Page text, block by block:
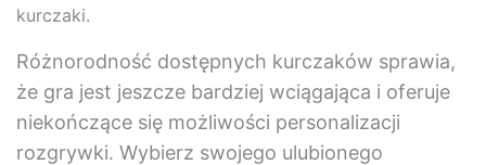
kurczaki.
Różnorodność dostępnych kurczaków sprawia,
że gra jest jeszcze bardziej wciągająca i oferuje
niekończące się możliwości personalizacji
rozgrywki. Wybierz swojego ulubionego